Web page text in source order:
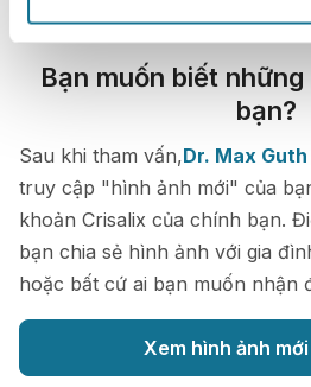
Bạn muốn biết
bạn?
Sau khi tham vấn,Dr. Max Guth
truy cập "hình ảnh mới" của
khoản Crisalix của chính bạn.
bạn chia sẻ hình ảnh với gia
hoặc bất cứ ai bạn muốn nhận
Xem hình ảnh